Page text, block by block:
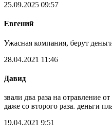
25.09.2025 09:57
Евгений
Ужасная компания, берут
28.04.2021 11:46
Давид
звали два раза на отравление
даже со второго раза. деньги
19.04.2021 9:51